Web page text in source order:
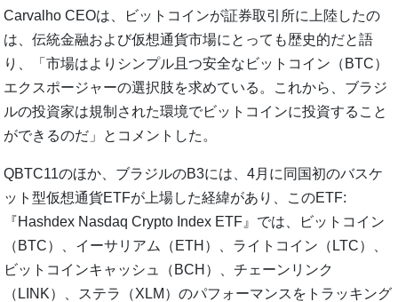
Carvalho CEOは、ビットコインが証券取引所に上陸したの
は、伝統金融および仮想通貨市場にとっても歴史的だと語
り、「市場はよりシンプル且つ安全なビットコイン（BTC）
エクスポージャーの選択肢を求めている。これから、ブラジ
ルの投資家は規制された環境でビットコインに投資すること
ができるのだ」とコメントした。
QBTC11のほか、ブラジルのB3には、4月に同国初のバスケ
ット型仮想通貨ETFが上場した経緯があり、このETF:
『Hashdex Nasdaq Crypto Index ETF』では、ビットコイン
（BTC）、イーサリアム（ETH）、ライトコイン（LTC）、
ビットコインキャッシュ（BCH）、チェーンリンク
（LINK）、ステラ（XLM）のパフォーマンスをトラッキング